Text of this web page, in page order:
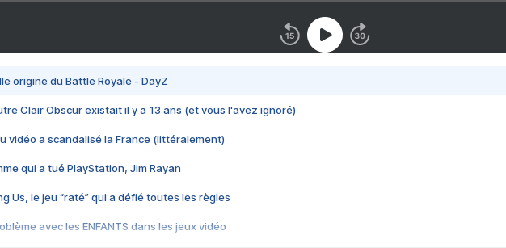
origine du Battle Royale - DayZ
Clair Obscur existait il y a 13 ans (et vous l'avez ignoré)
vidéo a scandalisé la France (littéralement)
qui a tué PlayStation, Jim Rayan
Us, le jeu “raté” qui a défié toutes les règles
avec les ENFANTS dans les jeux vidéo